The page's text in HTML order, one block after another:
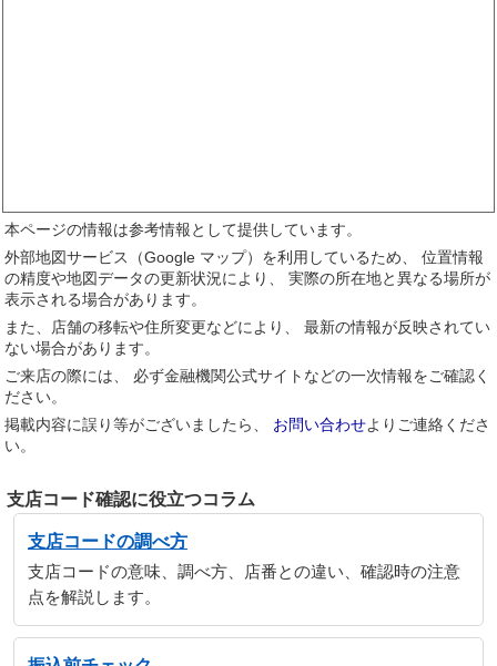
本ページの情報は参考情報として提供しています。
外部地図サービス（Google マップ）を利用しているため、 位置情報
の精度や地図データの更新状況により、 実際の所在地と異なる場所が
表示される場合があります。
また、店舗の移転や住所変更などにより、 最新の情報が反映されてい
ない場合があります。
ご来店の際には、 必ず金融機関公式サイトなどの一次情報をご確認く
ださい。
掲載内容に誤り等がございましたら、 お問い合わせよりご連絡くださ
い。
支店コード確認に役立つコラム
支店コードの調べ方
支店コードの意味、調べ方、店番との違い、確認時の注意
点を解説します。